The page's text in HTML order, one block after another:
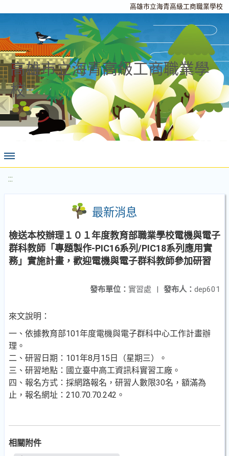
高雄市立海青高級工商職業學校
高雄市立海青高級工商職業學
校
:::
最新消息
檢送本校辦理１０１年度教育部職業學校電機與電子
群科教師「專題製作-PIC16系列/PIC18系列應用實
務」實施計畫，歡迎電機與電子群科教師參加研習
發布人： dep601
發布單位： 實習處 |
來文說明：
一、依據教育部101年度電機與電子群科中心工作計畫辦
理。
二、研習日期：101年8月15日（星期三）。
三、研習地點：國立臺中高工資訊科實習工廠。
四、報名方式：採網路報名，研習人數限30名，額滿為
止，報名網址：210.70.70.242。
相關附件